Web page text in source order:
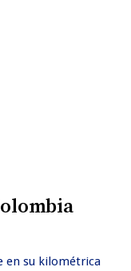
en su kilométrica